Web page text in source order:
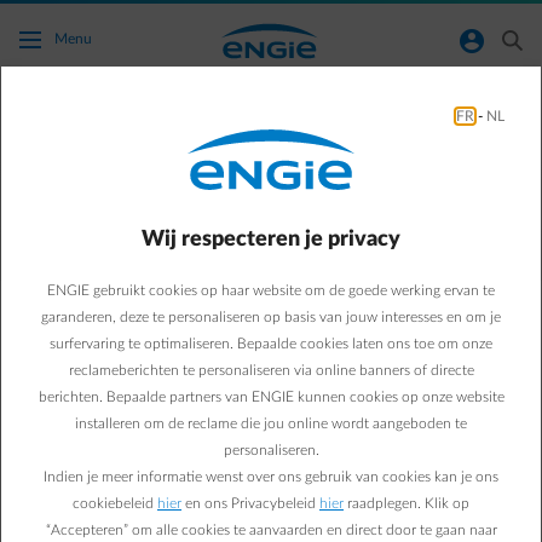
Ga naar de hoofdinhoud
Menu normal-account-circle search
Hoe weet ik of de slimme laadsessie via de
Smart App van ENGIE is gestart?
arrow-left Terug naar contactpagina
We raden je aan om de pushmeldingen van slim laden in de app te
accepteren, zodat je wordt gewaarschuwd wanneer een slimme
laadsessie is gestart.
Tik hiervoor op het profiel-icoon rechtsboven in het startscherm.
Ga vervolgens naar 'Voorkeuren' > 'Meldingen' en activeer de drie
meldingen voor slim laden.
Op het startscherm zie je een tegel met de huidige status van je
laadsessie. Tik erop om de details te bekijken en eventueel de
laadinstellingen aan te passen. Je kunt hier ook de realtime status
van je laadsessie en je batterij checken, en zien of je auto wordt
FR - NL
Wij respecteren je privacy
ENGIE gebruikt cookies op haar website om de goede werking ervan te
garanderen, deze te personaliseren op basis van jouw interesses en om je
surfervaring te optimaliseren. Bepaalde cookies laten ons toe om onze
reclameberichten te personaliseren via online banners of directe
berichten. Bepaalde partners van ENGIE kunnen cookies op onze website
installeren om de reclame die jou online wordt aangeboden te
personaliseren.
Indien je meer informatie wenst over ons gebruik van cookies kan je ons
cookiebeleid hier en ons Privacybeleid hier raadplegen. Klik op
“Accepteren” om alle cookies te aanvaarden en direct door te gaan naar